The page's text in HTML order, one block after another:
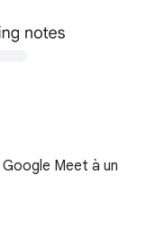
Meet à un